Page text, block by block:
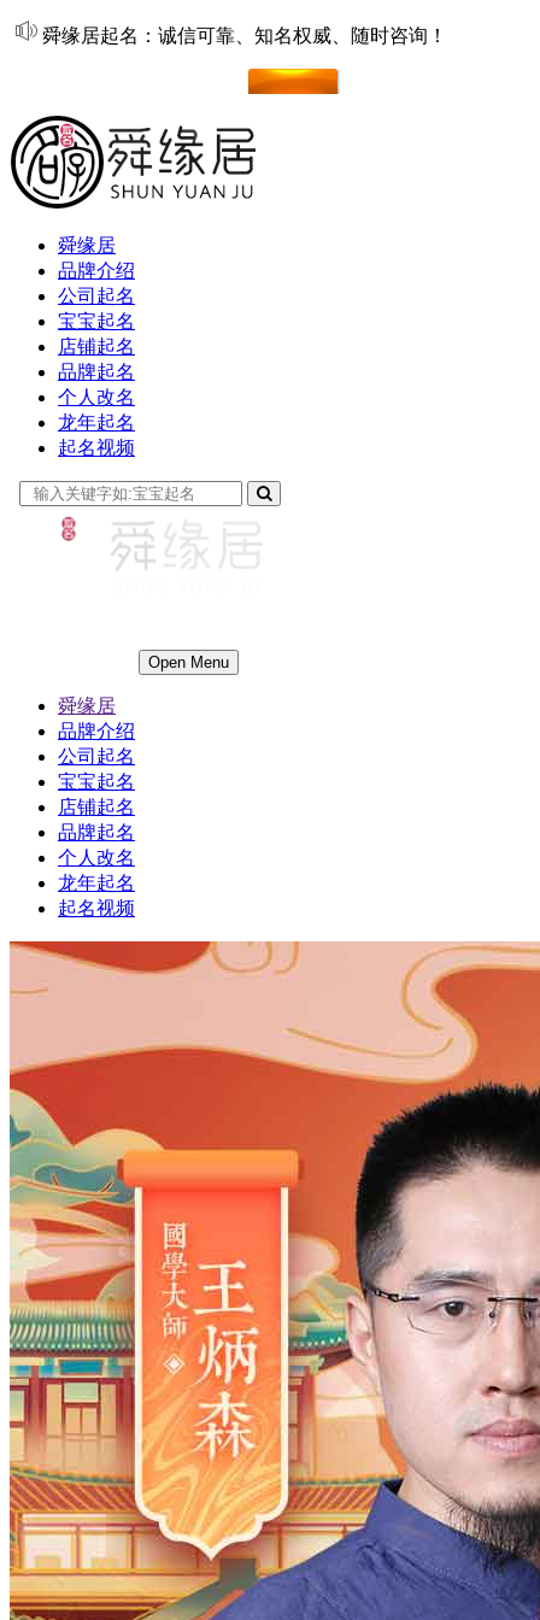
舜缘居起名：诚信可靠、知名权威、随时咨询！
舜缘居
品牌介绍
公司起名
宝宝起名
店铺起名
品牌起名
个人改名
龙年起名
起名视频
Open Menu
舜缘居
品牌介绍
公司起名
宝宝起名
店铺起名
品牌起名
个人改名
龙年起名
起名视频